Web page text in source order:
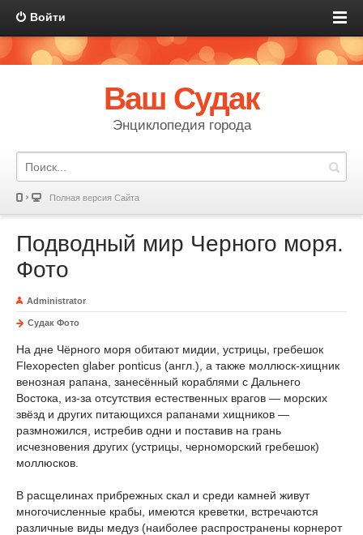
Войти
Ваш Судак
Энциклопедия города
Полная версия Сайта
Подводный мир Черного моря.
Фото
Administrator
Судак Фото
На дне Чёрного моря обитают мидии, устрицы, гребешок
Flexopecten glaber ponticus (англ.), а также моллюск-хищник
венозная рапана, занесённый кораблями с Дальнего
Востока, из-за отсутствия естественных врагов — морских
звёзд и других питающихся рапанами хищников —
размножился, истребив одни и поставив на грань
исчезновения других (устрицы, черноморский гребешок)
моллюсков.
В расщелинах прибрежных скал и среди камней живут
многочисленные крабы, имеются креветки, встречаются
различные виды медуз (наиболее распространены корнерот